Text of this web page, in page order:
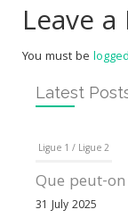
Leave
You must be
Latest
Ligue 1 / Ligue 2
Que peut-
31 July 2025